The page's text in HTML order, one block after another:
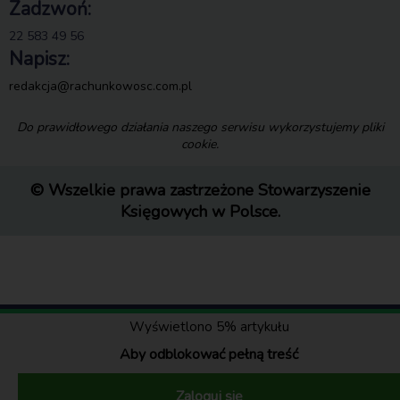
Wyświetlono 5% artykułu
Aby odblokować pełną treść
Zadzwoń:
22 583 49 56
Napisz:
redakcja@rachunkowosc.com.pl
Do prawidłowego działania naszego serwisu wykorzystujemy pliki
cookie.
© Wszelkie prawa zastrzeżone Stowarzyszenie
Księgowych w Polsce.